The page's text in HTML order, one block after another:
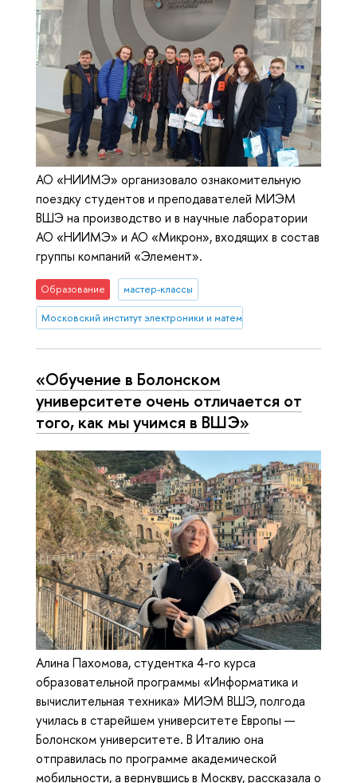
АО «НИИМЭ» организовало ознакомительную
поездку студентов и преподавателей МИЭМ
ВШЭ на производство и в научные лаборатории
АО «НИИМЭ» и АО «Микрон», входящих в состав
группы компаний «Элемент».
Образование мастер-классы
Московский институт электроники и математики им. А.Н. Тихонова
«Обучение в Болонском
университете очень отличается от
того, как мы учимся в ВШЭ»
Алина Пахомова, студентка 4-го курса
образовательной программы «Информатика и
вычислительная техника» МИЭМ ВШЭ, полгода
училась в старейшем университете Европы —
Болонском университете. В Италию она
отправилась по программе академической
мобильности, а вернувшись в Москву, рассказала о